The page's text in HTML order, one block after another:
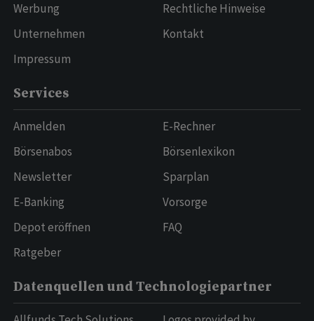
Werbung
Unternehmen
Impressum
Rechtliche Hinweise
Kontakt
Services
Anmelden
Börsenabos
Newsletter
E-Banking
Depot eröffnen
Ratgeber
E-Rechner
Börsenlexikon
Sparplan
Vorsorge
FAQ
Datenquellen und Technologiepartner